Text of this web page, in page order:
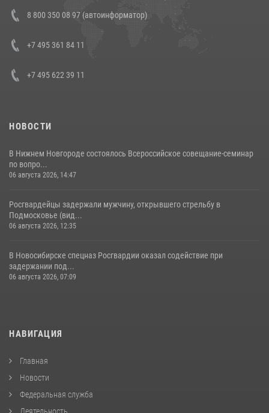
В Росгвардии прошла военно-научная конференция по обобщению
боевого опыта
8 800 350 08 97 (автоинформатор)
+7 495 361 84 11
+7 495 622 39 11
НОВОСТИ
В Нижнем Новгороде состоялось Всероссийское совещание-семинар
по вопро...
06 августа 2026, 14:47
Росгвардейцы задержали мужчину, открывшего стрельбу в
Подмосковье (вид...
06 августа 2026, 12:35
В Новосибирске спецназ Росгвардии оказал содействие при
задержании под...
06 августа 2026, 07:09
НАВИГАЦИЯ
Главная
Новости
Федеральная служба
Деятельность